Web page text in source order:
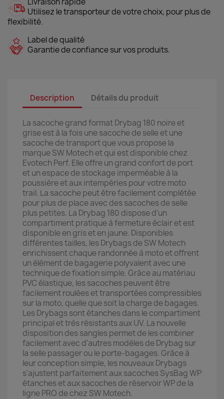
Utilisez le transporteur de votre choix, pour plus de
flexibilité.
Label de qualité
Garantie de confiance sur vos produits.
Description Détails du produit
La sacoche grand format Drybag 180 noire et
grise est à la fois une sacoche de selle et une
sacoche de transport que vous propose la
marque SW Motech et qui est disponible chez
Evotech Perf. Elle offre un grand confort de port
et un espace de stockage imperméable à la
poussière et aux intempéries pour votre moto
trail. La sacoche peut être facilement complétée
pour plus de place avec des sacoches de selle
plus petites. La Drybag 180 dispose d'un
compartiment pratique à fermeture éclair et est
disponible en gris et en jaune. Disponibles
différentes tailles, les Drybags de SW Motech
enrichissent chaque randonnée à moto et offrent
un élément de bagagerie polyvalent avec une
technique de fixation simple. Grâce au matériau
PVC élastique, les sacoches peuvent être
facilement roulées et transportées compressibles
sur la moto, quelle que soit la charge de bagages.
Les Drybags sont étanches dans le compartiment
principal et très résistants aux UV. La nouvelle
disposition des sangles permet de les combiner
facilement avec d'autres modèles de Drybag sur
la selle passager ou le porte-bagages. Grâce à
leur conception simple, les nouveaux Drybags
s'ajustent parfaitement aux sacoches SysBag WP
étanches et aux sacoches de réservoir WP de la
ligne PRO de chez SW Motech.